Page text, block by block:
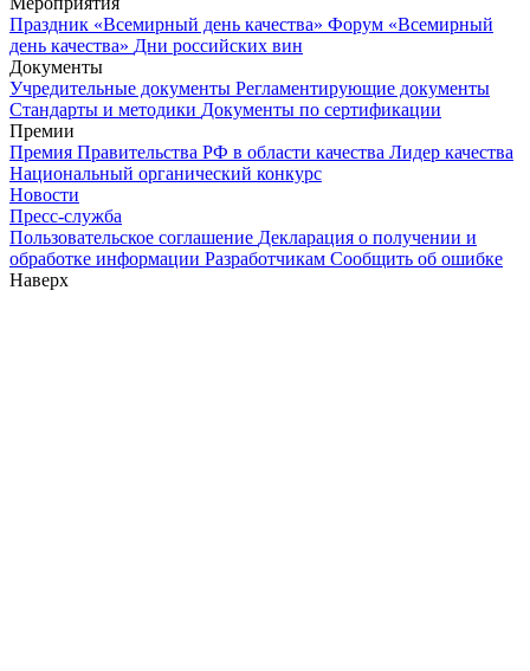
Праздник «Всемирный день качества» Форум «Всемирный
день качества» Дни российских вин
Документы
Учредительные документы Регламентирующие документы
Стандарты и методики Документы по сертификации
Премии
Премия Правительства РФ в области качества Лидер качества
Национальный органический конкурс
Новости
Пресс-служба
Пользовательское соглашение Декларация о получении и
обработке информации Разработчикам Сообщить об ошибке
Наверх